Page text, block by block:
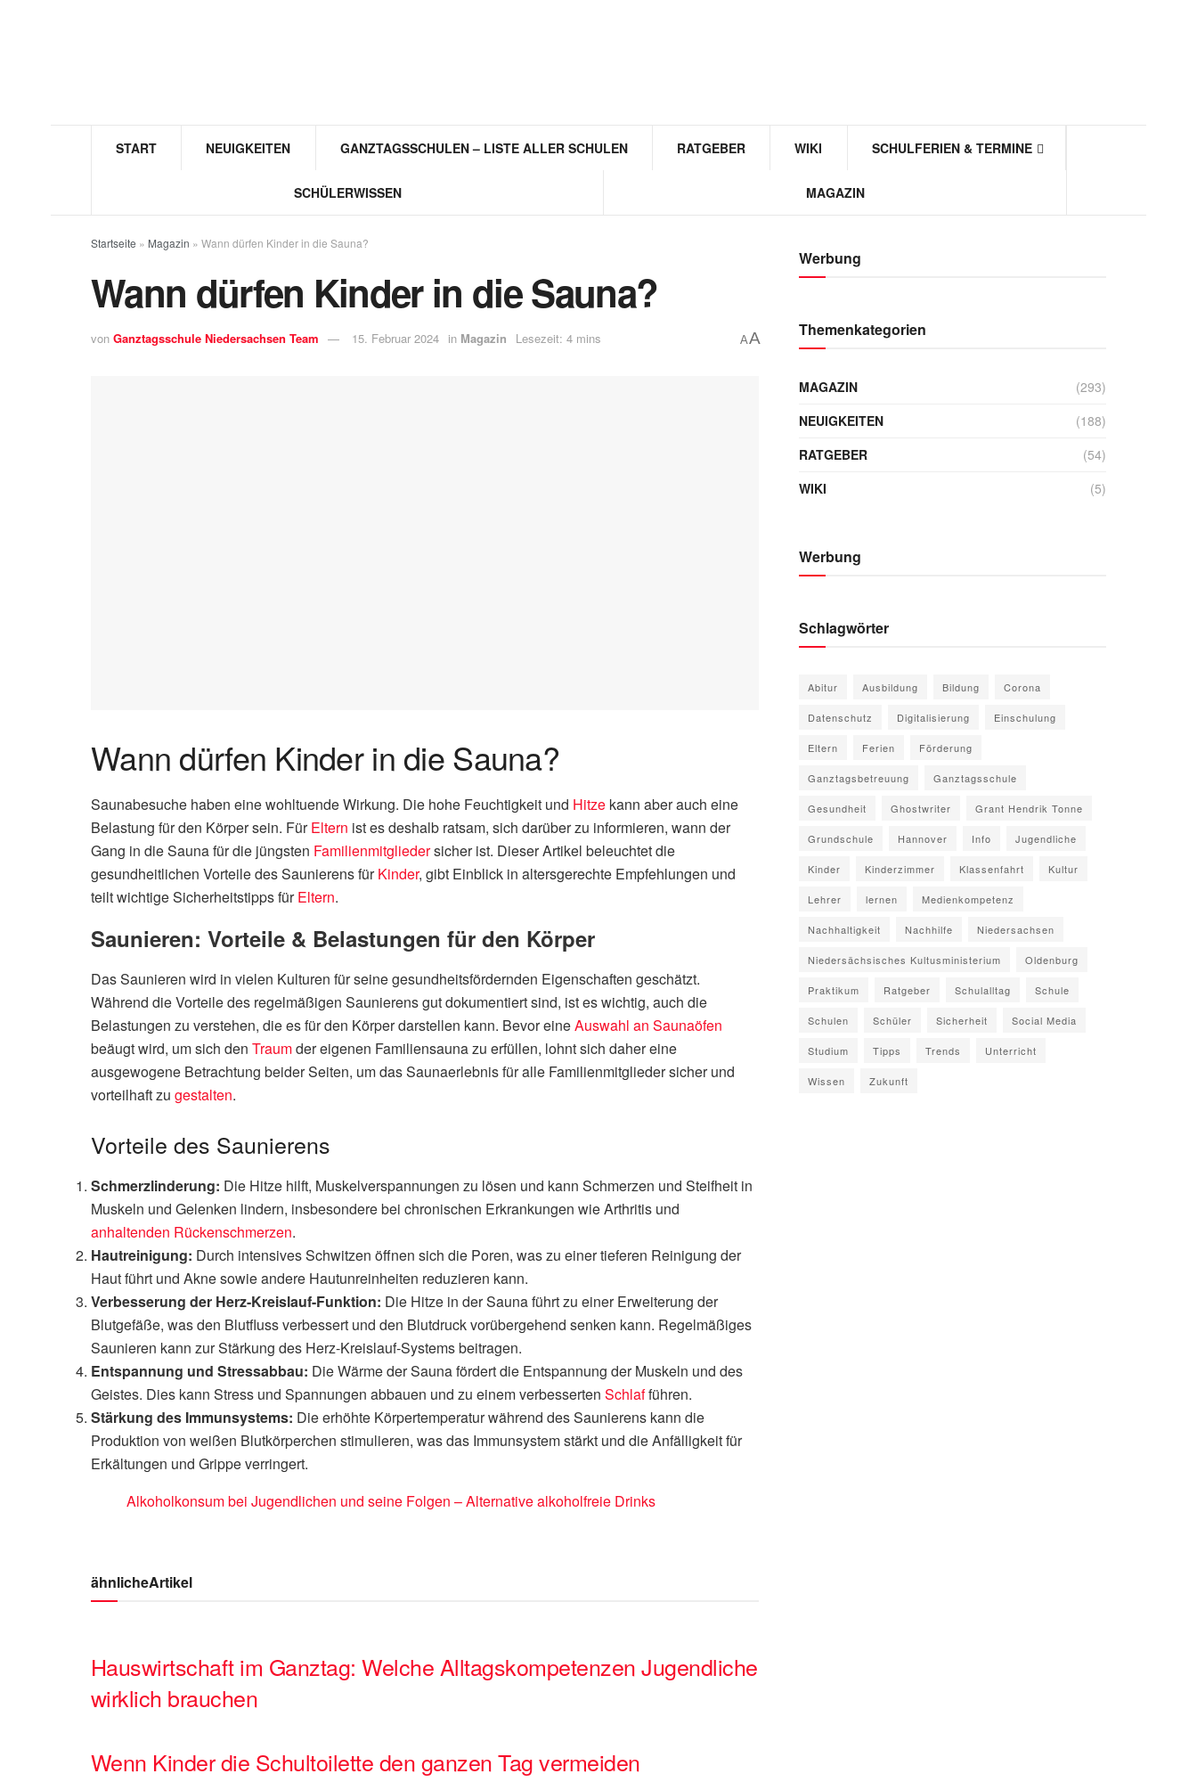
START NEUIGKEITEN GANZTAGSSCHULEN – LISTE ALLER SCHULEN RATGEBER WIKI SCHULFERIEN & TERMINE
SCHÜLERWISSEN MAGAZIN
Startseite » Magazin » Wann dürfen Kinder in die Sauna?
Wann dürfen Kinder in die Sauna?
von Ganztagsschule Niedersachsen Team 15. Februar 2024 in Magazin Lesezeit: 4 mins AA
Wann dürfen Kinder in die Sauna?
Saunabesuche haben eine wohltuende Wirkung. Die hohe Feuchtigkeit und Hitze kann aber auch eine
Belastung für den Körper sein. FürEltern ist es deshalb ratsam, sich darüber zu informieren, wann der
Gang in die Sauna für die jüngsten Familienmitgliedersicher ist. Dieser Artikel beleuchtet die
gesundheitlichen Vorteile des Saunierens fürKinder, gibt Einblick in altersgerechte Empfehlungen und
teilt wichtige Sicherheitstipps fürEltern.
Saunieren: Vorteile & Belastungen für den Körper
Das Saunieren wird in vielen Kulturen für seine gesundheitsfördernden Eigenschaften geschätzt.
Während die Vorteile des regelmäßigen Saunierens gut dokumentiert sind, ist es wichtig, auch die
Belastungen zu verstehen, die es für den Körper darstellen kann. Bevor eineAuswahl an Saunaöfen
beäugt wird, um sich den Traumder eigenen Familiensauna zu erfüllen, lohnt sich daher eine
ausgewogene Betrachtung beider Seiten, um das Saunaerlebnis für alle Familienmitglieder sicher und
vorteilhaft zu gestalten.
Vorteile des Saunierens
Schmerzlinderung: Die Hitze hilft, Muskelverspannungen zu lösen und kann Schmerzen und Steifheit in
Muskeln und Gelenken lindern, insbesondere bei chronischen Erkrankungen wie Arthritis und
anhaltenden Rückenschmerzen.
Hautreinigung: Durch intensives Schwitzen öffnen sich die Poren, was zu einer tieferen Reinigung der
Haut führt und Akne sowie andere Hautunreinheiten reduzieren kann.
Verbesserung der Herz-Kreislauf-Funktion: Die Hitze in der Sauna führt zu einer Erweiterung der
Blutgefäße, was den Blutfluss verbessert und den Blutdruck vorübergehend senken kann. Regelmäßiges
Saunieren kann zur Stärkung des Herz-Kreislauf-Systems beitragen.
Entspannung und Stressabbau: Die Wärme der Sauna fördert die Entspannung der Muskeln und des
Geistes. Dies kann Stress und Spannungen abbauen und zu einem verbesserten Schlafführen.
Stärkung des Immunsystems: Die erhöhte Körpertemperatur während des Saunierens kann die
Produktion von weißen Blutkörperchen stimulieren, was das Immunsystem stärkt und die Anfälligkeit für
Erkältungen und Grippe verringert.
Alkoholkonsum bei Jugendlichen und seine Folgen – Alternative alkoholfreie Drinks
ähnlicheArtikel
Hauswirtschaft im Ganztag: Welche Alltagskompetenzen Jugendliche
wirklich brauchen
Wenn Kinder die Schultoilette den ganzen Tag vermeiden
Werbung
Themenkategorien
MAGAZIN
(293)
NEUIGKEITEN
(188)
RATGEBER
(54)
WIKI
(5)
Werbung
Schlagwörter
Abitur Ausbildung Bildung Corona
Datenschutz Digitalisierung Einschulung
Eltern Ferien Förderung
Ganztagsbetreuung Ganztagsschule
Gesundheit Ghostwriter Grant Hendrik Tonne
Grundschule Hannover Info Jugendliche
Kinder Kinderzimmer Klassenfahrt Kultur
Lehrer lernen Medienkompetenz
Nachhaltigkeit Nachhilfe Niedersachsen
Niedersächsisches Kultusministerium Oldenburg
Praktikum Ratgeber Schulalltag Schule
Schulen Schüler Sicherheit Social Media
Studium Tipps Trends Unterricht
Wissen Zukunft